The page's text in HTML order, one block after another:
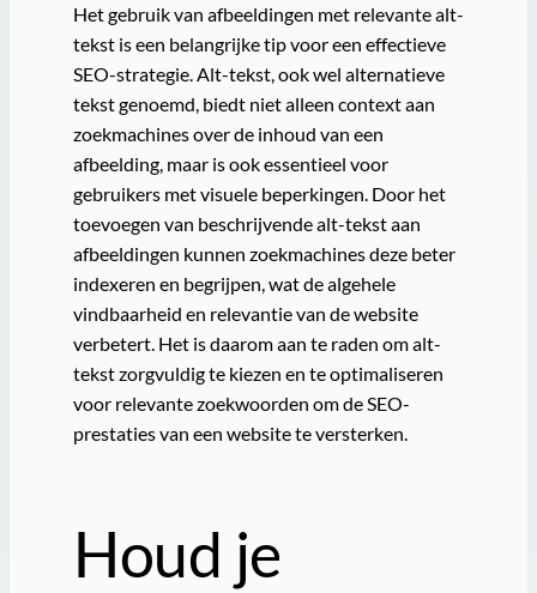
Het gebruik van afbeeldingen met relevante alt-
tekst is een belangrijke tip voor een effectieve
SEO-strategie. Alt-tekst, ook wel alternatieve
tekst genoemd, biedt niet alleen context aan
zoekmachines over de inhoud van een
afbeelding, maar is ook essentieel voor
gebruikers met visuele beperkingen. Door het
toevoegen van beschrijvende alt-tekst aan
afbeeldingen kunnen zoekmachines deze beter
indexeren en begrijpen, wat de algehele
vindbaarheid en relevantie van de website
verbetert. Het is daarom aan te raden om alt-
tekst zorgvuldig te kiezen en te optimaliseren
voor relevante zoekwoorden om de SEO-
prestaties van een website te versterken.
Houd je